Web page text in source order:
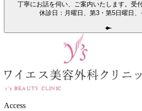
丁寧にお話を伺い、ご案内いたします。 受
休診日： 月曜日、 第3・第5日曜日、
Access